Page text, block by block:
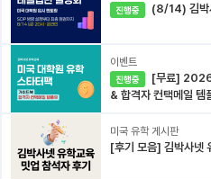
진행중 (8/14) 김박
이벤트
진행중
& 합격자 컨택메일 템
미국 유학 게시판
[후기 모음] 김박사넷